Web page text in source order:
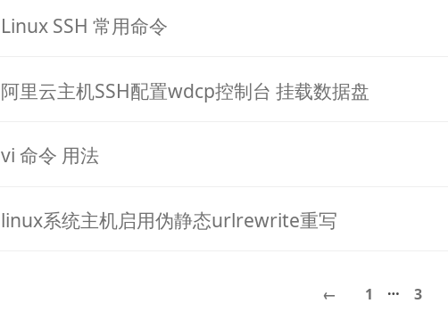
Linux SSH 常用命令
阿里云主机SSH配置wdcp控制台 挂载数据盘
vi 命令 用法
linux系统主机启用伪静态urlrewrite重写
← 1 … 3